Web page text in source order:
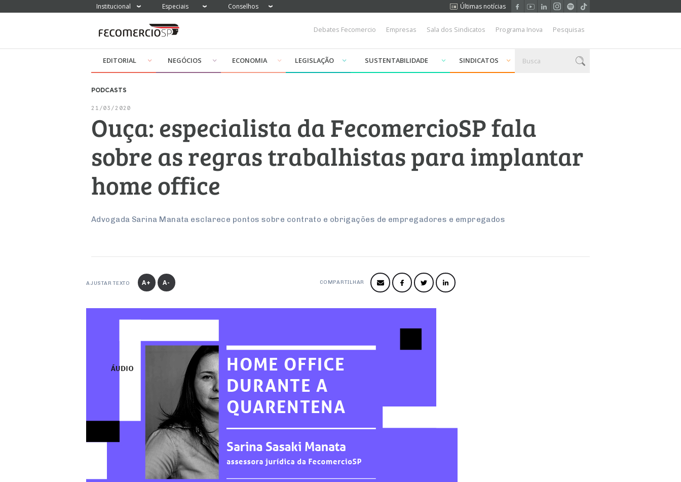
Institucional Especiais Conselhos Últimas notícias
Debates Fecomercio Empresas Sala dos Sindicatos Programa Inova Pesquisas
EDITORIAL NEGÓCIOS ECONOMIA LEGISLAÇÃO SUSTENTABILIDADE SINDICATOS
PODCASTS
21/03/2020
Ouça: especialista da FecomercioSP fala
sobre as regras trabalhistas para implantar
home office
Advogada Sarina Manata esclarece pontos sobre contrato e obrigações de empregadores e empregados
AJUSTAR TEXTO A+ A- COMPARTILHAR